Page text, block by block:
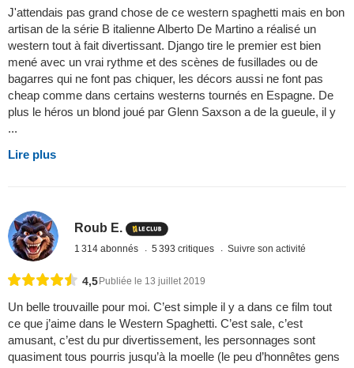
J'attendais pas grand chose de ce western spaghetti mais en bon
artisan de la série B italienne Alberto De Martino a réalisé un
western tout à fait divertissant. Django tire le premier est bien
mené avec un vrai rythme et des scènes de fusillades ou de
bagarres qui ne font pas chiquer, les décors aussi ne font pas
cheap comme dans certains westerns tournés en Espagne. De
plus le héros un blond joué par Glenn Saxson a de la gueule, il y
...
Lire plus
Roub E.
1 314 abonnés 5 393 critiques Suivre son activité
4,5 Publiée le 13 juillet 2019
Un belle trouvaille pour moi. C’est simple il y a dans ce film tout
ce que j’aime dans le Western Spaghetti. C’est sale, c’est
amusant, c’est du pur divertissement, les personnages sont
quasiment tous pourris jusqu’à la moelle (le peu d’honnêtes gens